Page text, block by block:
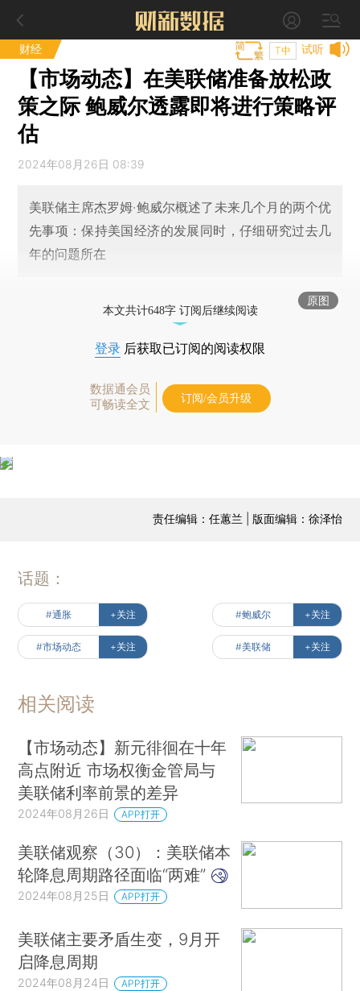
财经 试听
T中
【市场动态】在美联储准备放松政
策之际 鲍威尔透露即将进行策略评
估
2024年08月26日 08:39
美联储主席杰罗姆·鲍威尔概述了未来几个月的两个优
先事项：保持美国经济的发展同时，仔细研究过去几
年的问题所在
原图
本文共计648字 订阅后继续阅读
登录 后获取已订阅的阅读权限
数据通会员
可畅读全文
订阅/会员升级
责任编辑：任蕙兰 | 版面编辑：徐泽怡
话题：
#通胀 +关注 #鲍威尔 +关注
#市场动态 +关注 #美联储 +关注
相关阅读
【市场动态】新元徘徊在十年
高点附近 市场权衡金管局与
美联储利率前景的差异
2024年08月26日 APP打开
美联储观察（30）：美联储本
轮降息周期路径面临“两难”
2024年08月25日 APP打开
美联储主要矛盾生变，9月开
启降息周期
2024年08月24日 APP打开